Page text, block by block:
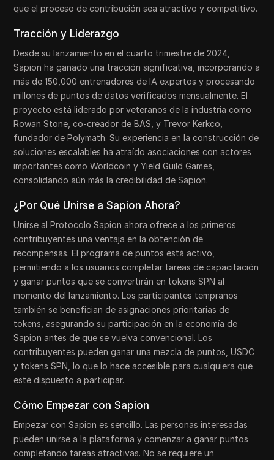
que el proceso de contribución sea atractivo y competitivo.
Tracción y Liderazgo
Desde su lanzamiento en el cuarto trimestre de 2024,
Sapion ha ganado una tracción significativa, incorporando a
más de 150,000 entrenadores de IA expertos y procesando
millones de puntos de datos verificados mensualmente. El
proyecto está liderado por veteranos de la industria como
Rowan Stone, co-creador de BAS, y Trevor Kerkco,
fundador de Polymath. Su experiencia en la construcción de
soluciones escalables ha atraído asociaciones con actores
importantes como Worldcoin y Yield Guild Games,
consolidando aún más la credibilidad de Sapion.
¿Por Qué Unirse a Sapion Ahora?
Unirse al Protocolo Sapion ahora ofrece a los primeros
contribuyentes una ventaja en la obtención de
recompensas. El programa de puntos está activo,
permitiendo a los usuarios completar tareas de capacitación
y ganar puntos que se convertirán en tokens SPN al
momento del lanzamiento. Los participantes tempranos
también se benefician de asignaciones prioritarias de
tokens, asegurando su participación en la economía de
Sapion antes de que se vuelva convencional. Los
contribuyentes pueden ganar una mezcla de puntos, USDC
y tokens SPN, lo que lo hace accesible para cualquiera que
esté dispuesto a participar.
Cómo Empezar con Sapion
Empezar con Sapion es sencillo. Las personas interesadas
pueden unirse a la plataforma y comenzar a ganar puntos
completando tareas atractivas. No se requiere un